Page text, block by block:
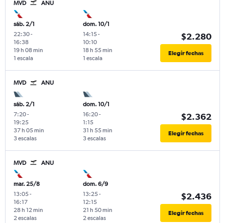
MVD ANU
sáb. 2/1
22:30-
16:38
1 escala
19 h 08 min
dom. 10/1
14:15-
10:10
1 escala
18 h 55 min
$2.280
Elegir fechas
MVD ANU
sáb. 2/1
7:20-
19:25
3 escalas
37 h 05 min
dom. 10/1
16:20-
1:15
3 escalas
31 h 55 min
$2.362
Elegir fechas
MVD ANU
mar. 25/8
13:05-
16:17
2 escalas
28 h 12 min
dom. 6/9
13:25-
12:15
2 escalas
21 h 50 min
$2.436
Elegir fechas